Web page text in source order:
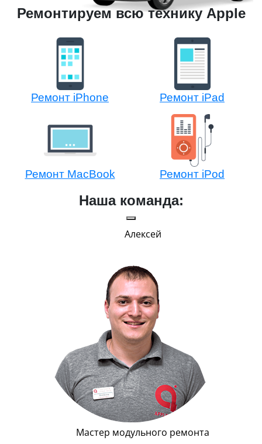
Ремонтируем всю технику Apple
Ремонт iPhone Ремонт iPad
Ремонт MacBook Ремонт iPod
Наша команда:
Алексей
Мастер модульного ремонта